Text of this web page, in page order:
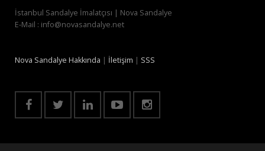
İstanbul Sandalye İmalatçısı | Nova Sandalye
E-Mail : info@novasandalye.net
Nova Sandalye Hakkında | İletişim | SSS